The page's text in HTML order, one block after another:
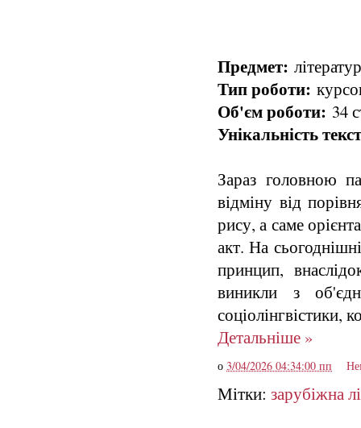
Предмет:
Тип роботи:
Об'єм роботи: 34
Унікальність
Зараз головною
відміну від
рису, а саме
акт. На
принцип,
виникли з
соціолінгвістики,
Детальніше »
о 3/04/2026 04:34:00 пп
Мітки: зарубіжна